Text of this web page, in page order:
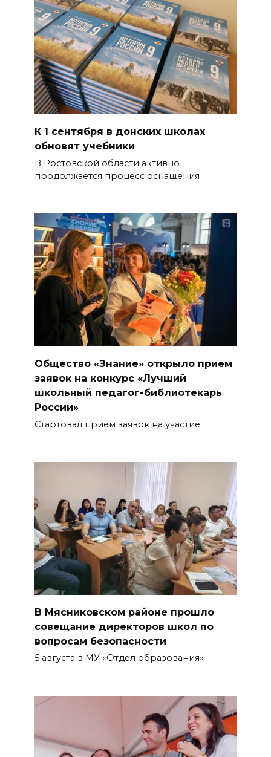
К 1 сентября в донских школах
обновят учебники
В Ростовской области активно
продолжается процесс оснащения
Общество «Знание» открыло прием
заявок на конкурс «Лучший
школьный педагог-библиотекарь
России»
Стартовал прием заявок на участие
В Мясниковском районе прошло
совещание директоров школ по
вопросам безопасности
5 августа в МУ «Отдел образования»